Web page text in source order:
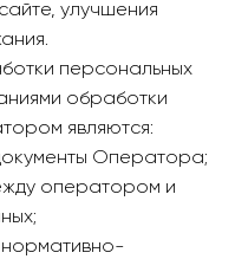
улучшения
персональных
обработки
являются:
Оператора;
оператором и